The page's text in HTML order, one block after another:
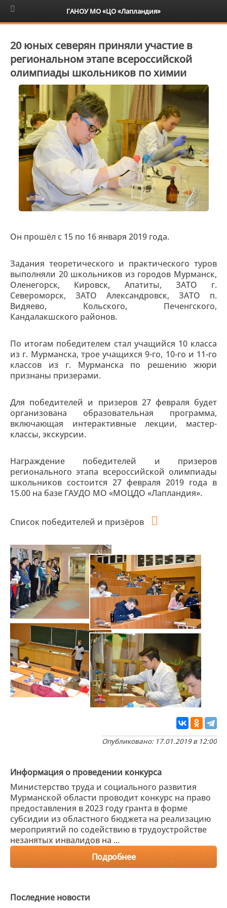
6+
20 юных северян приняли участие в
региональном этапе всероссийской
олимпиады школьников по химии
Он прошёл с 15 по 16 января 2019 года.
Задания теоретического и практического туров
выполняли 20 школьников из городов Мурманск,
Оленегорск, Кировск, Апатиты, ЗАТО г.
Североморск, ЗАТО Александровск, ЗАТО п.
Видяево, Кольского, Печенгского,
Кандалакшского районов.
По итогам победителем стал учащийся 10 класса
из г. Мурманска, трое учащихся 9-го, 10-го и 11-го
классов из г. Мурманска по решению жюри
признаны призерами.
Для победителей и призеров 27 февраля будет
организована образовательная программа,
включающая интерактивные лекции, мастер-
классы, экскурсии.
Награждение победителей и призеров
регионального этапа всероссийской олимпиады
школьников состоится 27 февраля 2019 года в
15.00 на базе ГАУДО МО «МОЦДО «Лапландия».
Список победителей и призёров
Опубликовано: 17.01.2019 в 12:00
Информация о проведении конкурса
Министерство труда и социального развития
Мурманской области проводит конкурс на право
предоставления в 2023 году гранта в форме
субсидии из областного бюджета на реализацию
мероприятий по содействию в трудоустройстве
незанятых инвалидов на ...
Подробнее
Последние новости
ГАНОУ МО «ЦО «Лапландия»